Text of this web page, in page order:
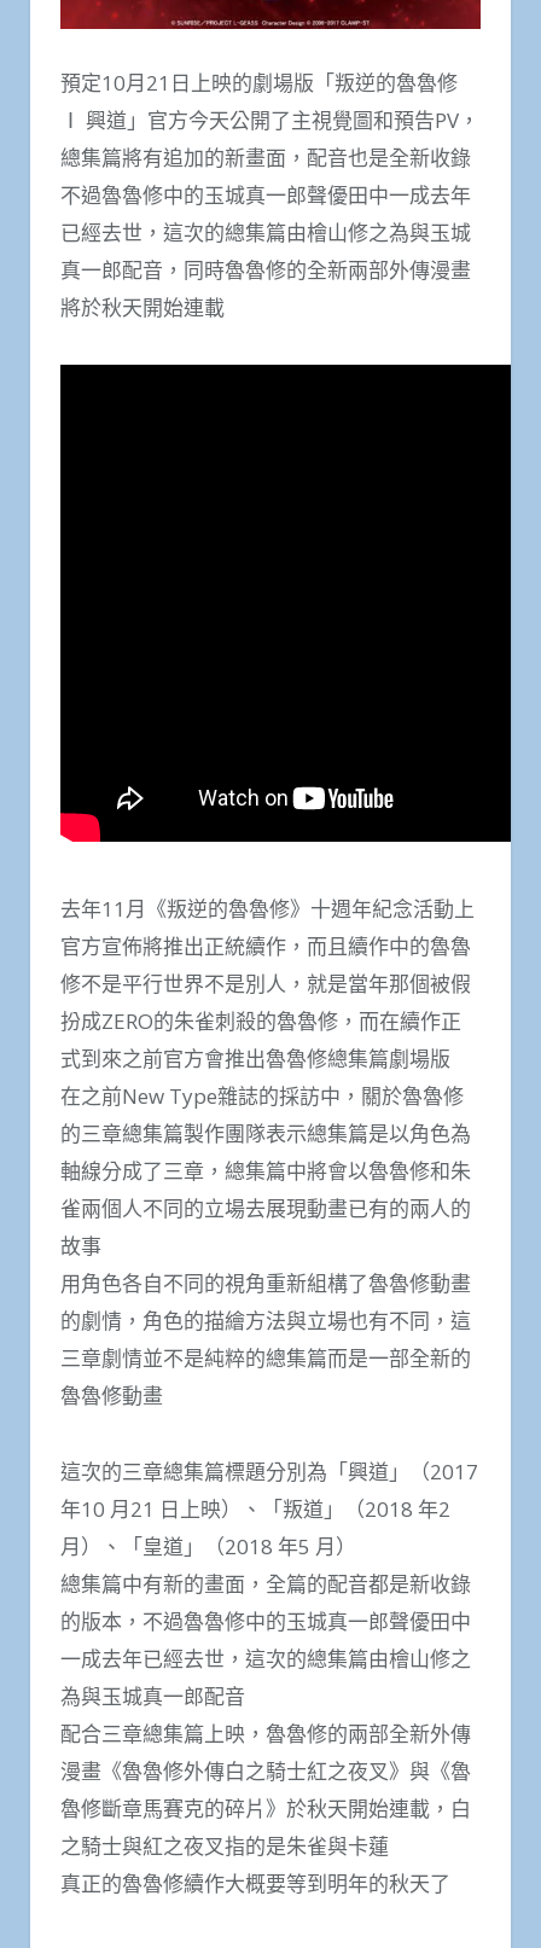
預定10月21日上映的劇場版「叛逆的魯魯修
Ⅰ 興道」官方今天公開了主視覺圖和預告PV，
總集篇將有追加的新畫面，配音也是全新收錄
不過魯魯修中的玉城真一郎聲優田中一成去年
已經去世，這次的總集篇由檜山修之為與玉城
真一郎配音，同時魯魯修的全新兩部外傳漫畫
將於秋天開始連載
去年11月《叛逆的魯魯修》十週年紀念活動上
官方宣佈將推出正統續作，而且續作中的魯魯
修不是平行世界不是別人，就是當年那個被假
扮成ZERO的朱雀刺殺的魯魯修，而在續作正
式到來之前官方會推出魯魯修總集篇劇場版
在之前New Type雜誌的採訪中，關於魯魯修
的三章總集篇製作團隊表示總集篇是以角色為
軸線分成了三章，總集篇中將會以魯魯修和朱
雀兩個人不同的立場去展現動畫已有的兩人的
故事
用角色各自不同的視角重新組構了魯魯修動畫
的劇情，角色的描繪方法與立場也有不同，這
三章劇情並不是純粹的總集篇而是一部全新的
魯魯修動畫
這次的三章總集篇標題分別為「興道」（2017
年10 月21 日上映）、「叛道」（2018 年2
月）、「皇道」（2018 年5 月）
總集篇中有新的畫面，全篇的配音都是新收錄
的版本，不過魯魯修中的玉城真一郎聲優田中
一成去年已經去世，這次的總集篇由檜山修之
為與玉城真一郎配音
配合三章總集篇上映，魯魯修的兩部全新外傳
漫畫《魯魯修外傳白之騎士紅之夜叉》與《魯
魯修斷章馬賽克的碎片》於秋天開始連載​​​​，白
之騎士與紅之夜叉指的是朱雀與卡蓮
真正的魯魯修續作大概要等到明年的秋天了